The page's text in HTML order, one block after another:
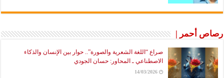
رصاص أحمر |
صراع “اللغة الشعرية والصورة”.. حوار بين الإنسان والذكاء
الاصطناعي ـ المحاور: حسان الجودي
14/03/2026